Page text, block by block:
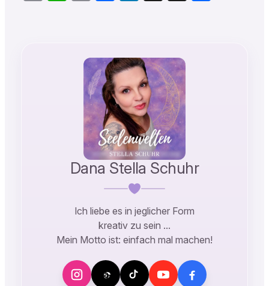
Dana Stella Schuhr
Ich liebe es in jeglicher Form
kreativ zu sein …
Mein Motto ist: einfach mal machen!